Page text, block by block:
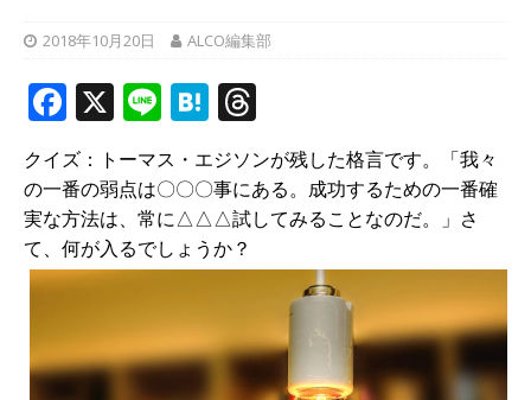
2018年10月20日 ALCO編集部
F
a
c
e
b
o
o
k
X Li
n
e
H
at
e
n
a
h
r
e
d
s
クイズ：トーマス・エジソンが残した格言です。「我々
の一番の弱点は〇〇〇事にある。成功するための一番確
実な方法は、常に△△△試してみることなのだ。」さ
て、何が入るでしょうか？